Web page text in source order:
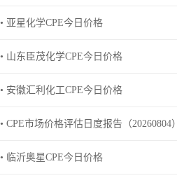
• 亚星化学CPE今日价格
• 山东臣茂化学CPE今日价格
• 安徽汇利化工CPE今日价格
• CPE市场价格评估日度报告（20260804）
• 临沂奥星CPE今日价格